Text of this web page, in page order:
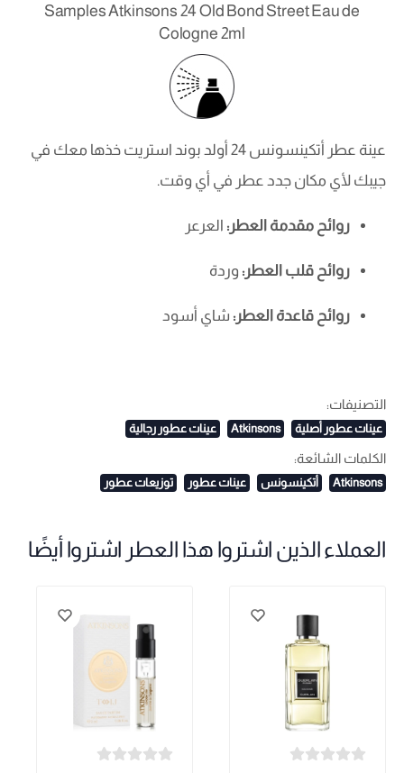
Samples Atkinsons 24 Old Bond Street Eau de
Cologne 2ml
عينة عطر أتكينسونس 24 أولد بوند استريت خذها معك في
جيبك لأي مكان جدد عطر في أي وقت.
روائح مقدمة العطر: العرعر
روائح قلب العطر: وردة
روائح قاعدة العطر: شاي أسود
التصنيفات:
عينات عطور أصلية Atkinsons عينات عطور رجالية
الكلمات الشائعة:
Atkinsons أتكينسونس عينات عطور توزيعات عطور
العملاء الذين اشتروا هذا العطر اشتروا أيضًا